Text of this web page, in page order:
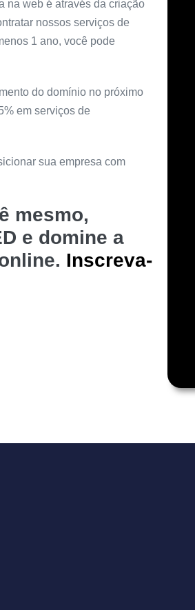
na web é através da criação
nossos serviços de
1 ano, você pode
do domínio no próximo
em serviços de
sua empresa com
mesmo,
e domine a
Inscreva-